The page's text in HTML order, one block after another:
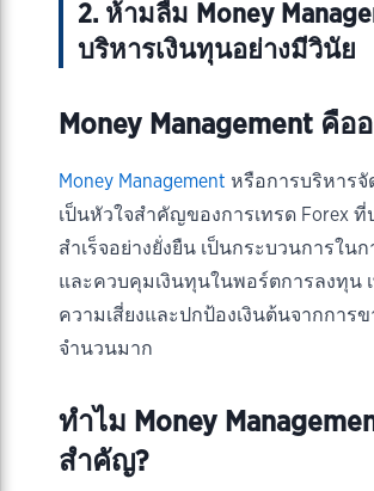
2. ห้ามลืม Money
บริหารเงินทุนอย่างมีวินัย
Money Management คือ
Money Management หรือการบริหารจั
เป็นหัวใจสำคัญของการเทรด Forex ที่
สำเร็จอย่างยั่งยืน เป็นกระบวนการใน
และควบคุมเงินทุนในพอร์ตการลงทุน
ความเสี่ยงและปกป้องเงินต้นจากการ
จำนวนมาก
ทำไม Money
สำคัญ?